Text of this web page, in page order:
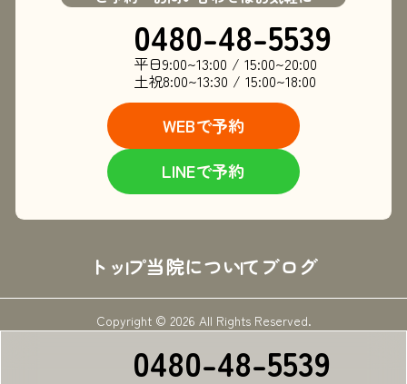
0480-48-5539
0480-48-5539
平日9:00~13:00 / 15:00~20:00
土祝8:00~13:30 / 15:00~18:00
WEBで予約
LINEで予約
トップ当院について ブログ
Copyright © 2026 All Rights Reserved.